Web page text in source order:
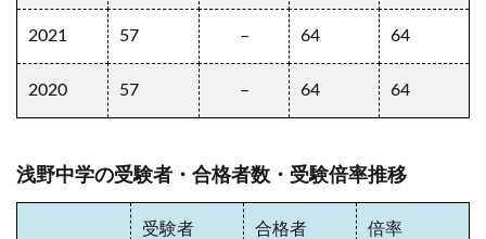
2021 57 – 64 64
2020 57 – 64 64
浅野中学の受験者・合格者数・受験倍率推移
受験者 合格者 倍率